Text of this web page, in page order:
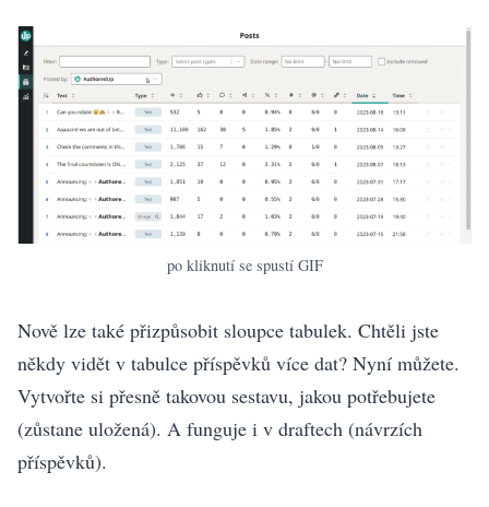
po kliknutí se spustí GIF
Nově lze také přizpůsobit sloupce tabulek. Chtěli jste
někdy vidět v tabulce příspěvků více dat? Nyní můžete.
Vytvořte si přesně takovou sestavu, jakou potřebujete
(zůstane uložená). A funguje i v draftech (návrzích
příspěvků).